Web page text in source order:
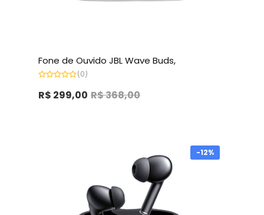
Fone de Ouvido JBL Wave Buds,
0
de
(0)
R$368,00
R$ 299,00
-12%